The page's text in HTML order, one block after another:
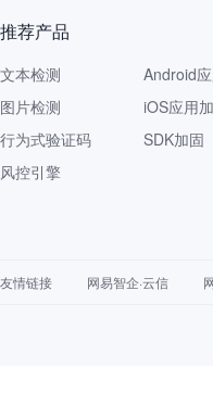
推荐产品
文本检测
图片检测
行为式验证码
风控引擎
Android
iOS应用
SDK加固
友情链接 网易智企·云信